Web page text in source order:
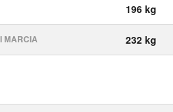
196 kg
MARCIA 232 kg